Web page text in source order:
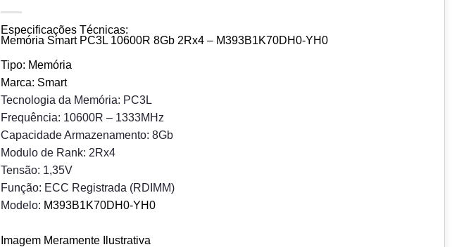
Especificações Técnicas:
Memória Smart PC3L 10600R 8Gb 2Rx4 – M393B1K70DH0-YH0
Tipo: Memória
Marca: Smart
Tecnologia da Memória: PC3L
Frequência: 10600R – 1333MHz
Capacidade Armazenamento: 8Gb
Modulo de Rank: 2Rx4
Tensão: 1,35V
Função: ECC Registrada (RDIMM)
Modelo: M393B1K70DH0-YH0
Imagem Meramente Ilustrativa